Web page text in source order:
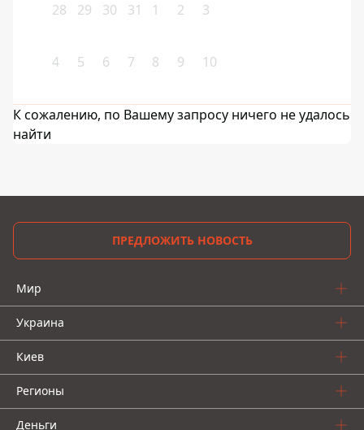
28 29 30 31 1 2 3
4 5 6 7 8 9 10
К сожалению, по Вашему запросу ничего не удалось
найти
ПРЕДЛОЖИТЬ НОВОСТЬ
Мир
Украина
Киев
Регионы
Деньги